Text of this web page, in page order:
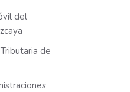
del
de